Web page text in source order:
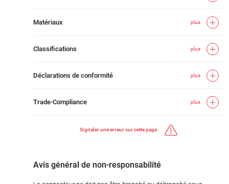
Matériaux plus
Classifications plus
Déclarations de conformité plus
Trade-Compliance plus
Signaler une erreur sur cette page
Avis général de non-responsabilité